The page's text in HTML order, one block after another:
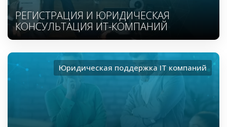
РЕГИСТРАЦИЯ И ЮРИДИЧЕСКАЯ
КОНСУЛЬТАЦИЯ ИТ-КОМПАНИЙ
Юридическая поддержка ІТ компаний